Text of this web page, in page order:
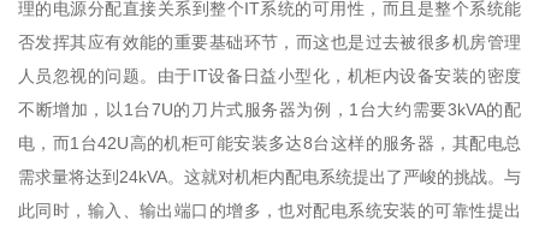
理的电源分配直接关系到整个IT系统的可用性，而且是整个系统能
否发挥其应有效能的重要基础环节，而这也是过去被很多机房管理
人员忽视的问题。由于IT设备日益小型化，机柜内设备安装的密度
不断增加，以1台7U的刀片式服务器为例，1台大约需要3kVA的配
电，而1台42U高的机柜可能安装多达8台这样的服务器，其配电总
需求量将达到24kVA。这就对机柜内配电系统提出了严峻的挑战。与
此同时，输入、输出端口的增多，也对配电系统安装的可靠性提出